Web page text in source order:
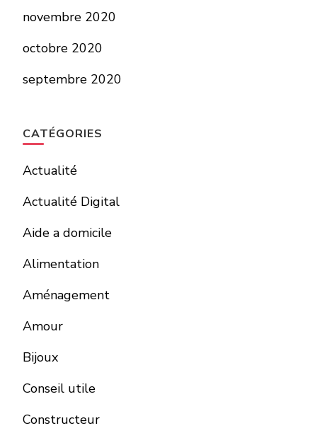
novembre 2020
octobre 2020
septembre 2020
CATÉGORIES
Actualité
Actualité Digital
Aide a domicile
Alimentation
Aménagement
Amour
Bijoux
Conseil utile
Constructeur